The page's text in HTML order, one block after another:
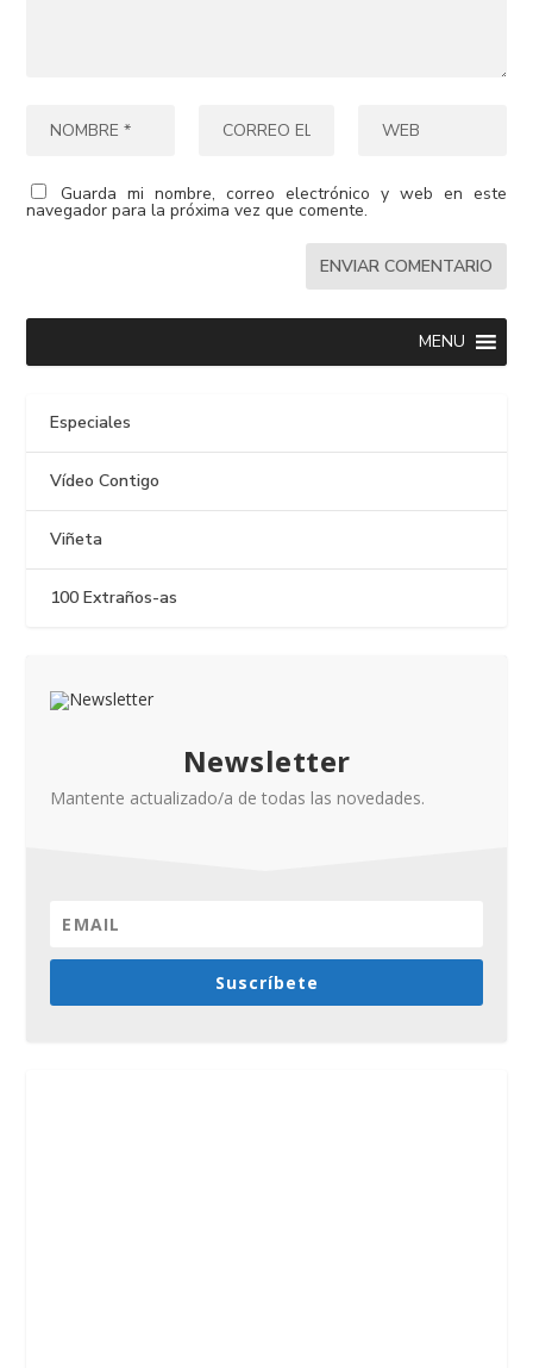
Guarda mi nombre, correo electrónico y web en este
navegador para la próxima vez que comente.
MENU
Especiales
Vídeo Contigo
Viñeta
100 Extraños-as
Newsletter
Mantente actualizado/a de todas las novedades.
Suscríbete